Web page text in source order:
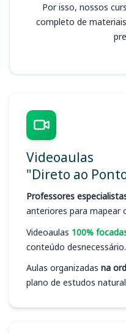
Por isso, nossos
completo de
Videoaulas
"Direto ao
Professores
anteriores para mapear
Videoaulas 100%
conteúdo desnecessário.
Aulas organizadas na
plano de estudos